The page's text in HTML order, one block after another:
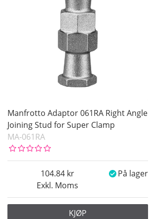
Manfrotto Adaptor 061RA Right Angle
Joining Stud for Super Clamp
MA-061RA
Exkl. Moms
104.84 På lager
KJØP